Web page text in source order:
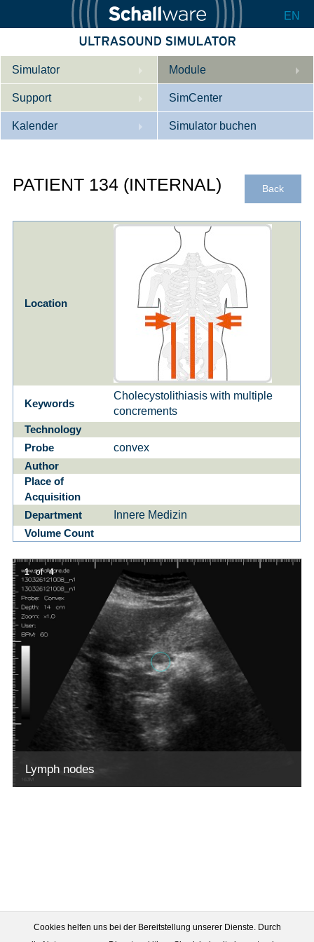
EN
Simulator
Beschreibung
Innere Medizin
Geburtshilfe / Gyn
Product Sheet
Konfigurieren
Module
Support
Wer wir sind
Downloads
SimCenter
Kalender
Referenzen
Simulator buchen
Back
PATIENT 134 (INTERNAL)
Location
Keywords
Cholecystolithiasis with multiple
concrements
Technology
Probe
convex
Author
Place of
Acquisition
Department
Innere Medizin
Volume Count
Lymph nodes
1 of 4
Cookies helfen uns bei der Bereitstellung unserer Dienste. Durch